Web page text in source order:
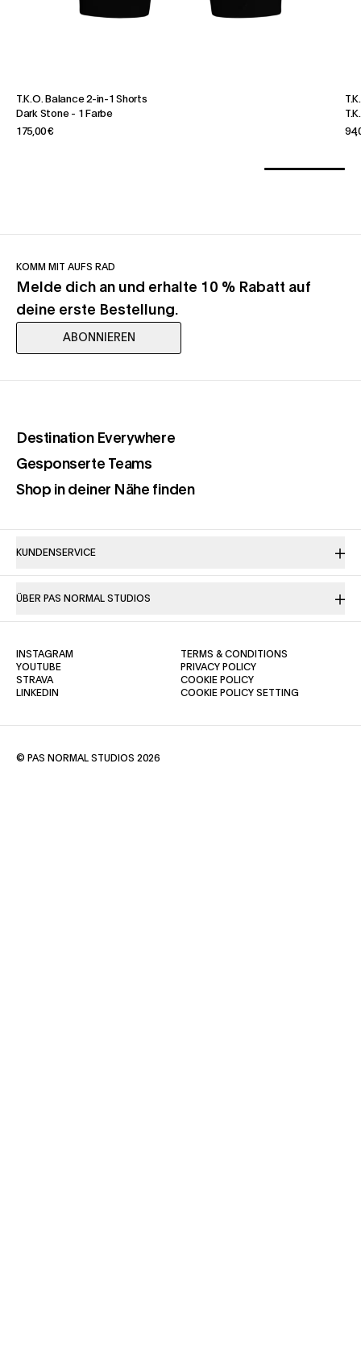
T.K.O. Balance 2-in-1 Shorts
Dark Stone- 1 Farbe
175,00 €
KOMM MIT AUFS RAD
Melde dich an und erhalte 10 % Rabatt auf
deine erste Bestellung.
ABONNIEREN
Destination Everywhere(opens in a new tab)
Gesponserte Teams(opens in a new tab)
Shop in deiner Nähe finden(opens in a new tab)
KUNDENSERVICE
ÜBER PAS NORMAL STUDIOS
TERMS & CONDITIONS
PRIVACY POLICY(OPENS IN A NEW TAB)
COOKIE POLICY(OPENS IN A NEW TAB)
COOKIE POLICY SETTING
INSTAGRAM
YOUTUBE(OPENS IN A NEW TAB)
STRAVA(OPENS IN A NEW TAB)
LINKEDIN
© PAS NORMAL STUDIOS 2026